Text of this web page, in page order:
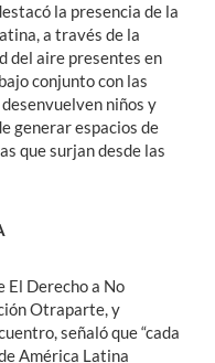
la presencia de la
a través de la
del aire presentes en
conjunto con las
niños y
generar espacios de
que surjan desde las
El Derecho a No
Otraparte, y
señaló que “cada
América Latina